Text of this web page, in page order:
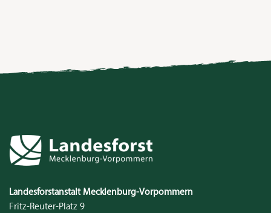
Kontakt
Landesforstanstalt Mecklenburg‑Vorpommern
Fritz-Reuter-Platz 9